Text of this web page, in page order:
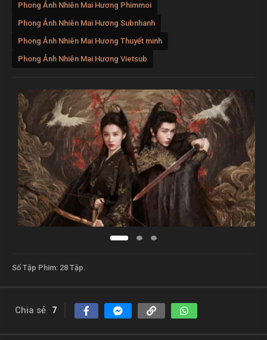
Phong Ảnh Nhiên Mai Hương Phimmoi
Phong Ảnh Nhiên Mai Hương Subnhanh
Phong Ảnh Nhiên Mai Hương Thuyết minh
Phong Ảnh Nhiên Mai Hương Vietsub
Số Tập Phim: 28 Tập.
Chia sẻ 7